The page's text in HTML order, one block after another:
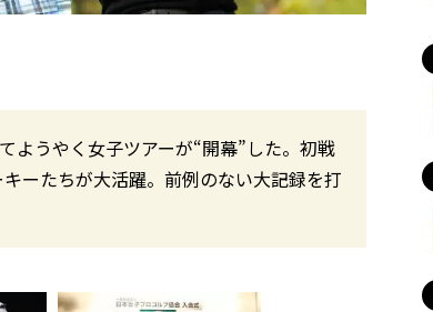
ようやく女子ツアーが“開幕”した。初戦
ーたちが大活躍。前例のない大記録を打